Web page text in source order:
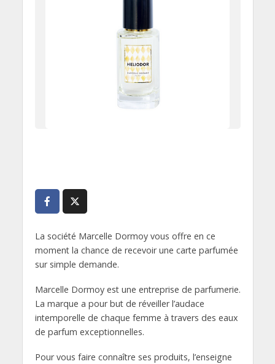
La société Marcelle Dormoy vous offre en ce
moment la chance de recevoir une carte parfumée
sur simple demande.
Marcelle Dormoy est une entreprise de parfumerie.
La marque a pour but de réveiller l’audace
intemporelle de chaque femme à travers des eaux
de parfum exceptionnelles.
Pour vous faire connaître ses produits, l’enseigne